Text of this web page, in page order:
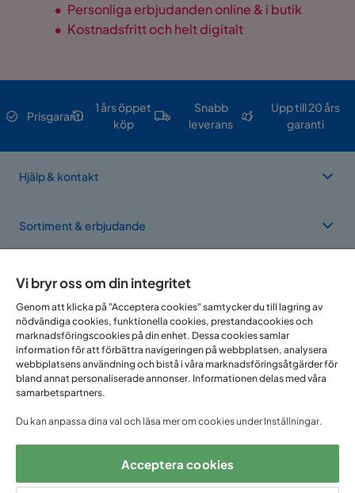
• Personliga erbjudanden online & i butik
• Kostnadsfritt och helt digitalt
Prisgaranti
1 års öppet
köp
Snabb
leverans
Upp till 20 års
garanti
Hjälp & kontakt
Sortiment & erbjudande
Om Trademax
Vi finns i flera länder
Följ oss på:
Vi bryr oss om din integritet
Genom att klicka på "Acceptera cookies" samtycker du till lagring av
nödvändiga cookies, funktionella cookies, prestandacookies och
marknadsföringscookies på din enhet. Dessa cookies samlar
information för att förbättra navigeringen på webbplatsen, analysera
webbplatsens användning och bistå i våra marknadsföringsåtgärder för
bland annat personaliserade annonser. Informationen delas med våra
samarbetspartners.
Du kan anpassa dina val och läsa mer om cookies under Inställningar.
Acceptera cookies